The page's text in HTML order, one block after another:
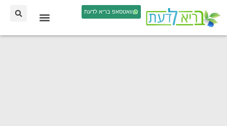
וואטסאפ בריא לדעת